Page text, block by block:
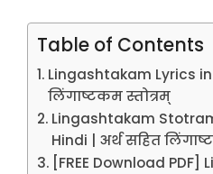
Table of Contents
Lingashtakam Lyrics
लिंगाष्टकम स्तोत्रम्
Lingashtakam
Hindi | अर्थ सहित
[FREE Download